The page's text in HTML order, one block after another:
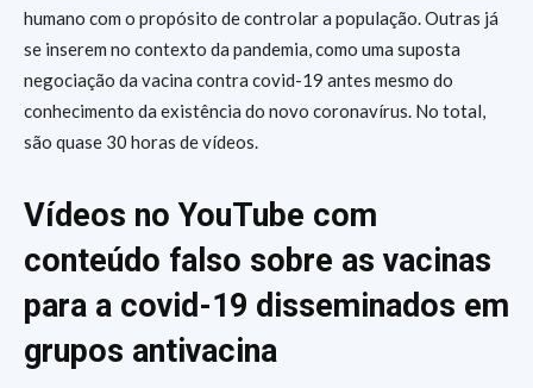
humano com o propósito de controlar a população. Outras já
se inserem no contexto da pandemia, como uma suposta
negociação da vacina contra covid-19 antes mesmo do
conhecimento da existência do novo coronavírus. No total,
são quase 30 horas de vídeos.
Vídeos no YouTube com
conteúdo falso sobre as vacinas
para a covid-19 disseminados em
grupos antivacina